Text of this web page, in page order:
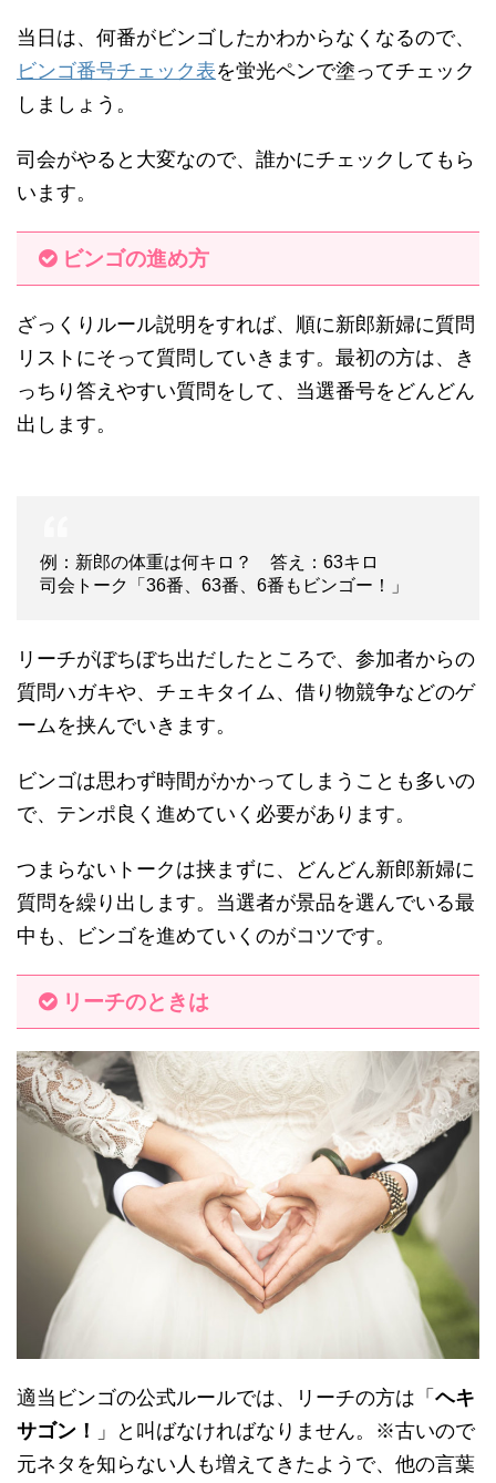
当日は、何番がビンゴしたかわからなくなるので、
ビンゴ番号チェック表を蛍光ペンで塗ってチェック
しましょう。
司会がやると大変なので、誰かにチェックしてもら
います。
ビンゴの進め方
ざっくりルール説明をすれば、順に新郎新婦に質問
リストにそって質問していきます。最初の方は、き
っちり答えやすい質問をして、当選番号をどんどん
出します。
例：新郎の体重は何キロ？ 答え：63キロ
司会トーク「36番、63番、6番もビンゴー！」
リーチがぼちぼち出だしたところで、参加者からの
質問ハガキや、チェキタイム、借り物競争などのゲ
ームを挟んでいきます。
ビンゴは思わず時間がかかってしまうことも多いの
で、テンポ良く進めていく必要があります。
つまらないトークは挟まずに、どんどん新郎新婦に
質問を繰り出します。当選者が景品を選んでいる最
中も、ビンゴを進めていくのがコツです。
リーチのときは
適当ビンゴの公式ルールでは、リーチの方は「 ヘキ
サゴン！
」と叫ばなければなりません。※古いので
元ネタを知らない人も増えてきたようで、他の言葉